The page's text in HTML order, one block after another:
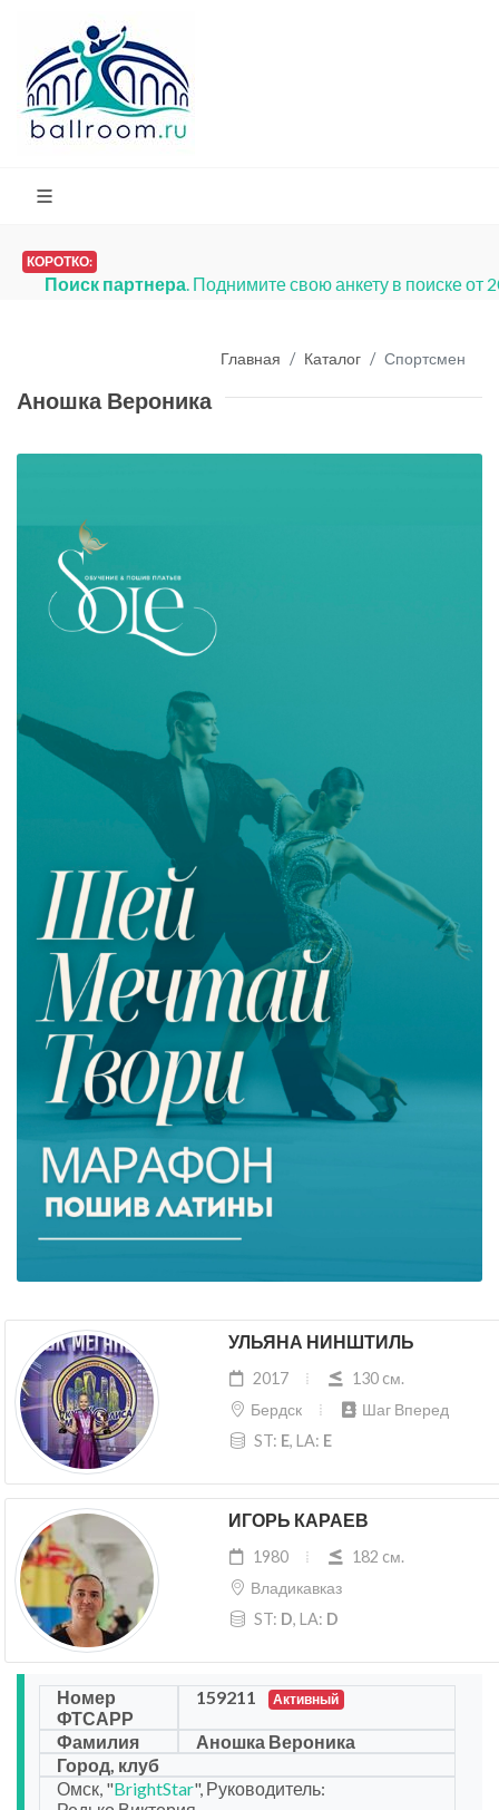
КОРОТКО:
Поиск партнера. Поднимите свою анкету в поиске от
Главная Каталог Спортсмен
Аношка Вероника
УЛЬЯНА НИНШТИЛЬ
2017
130 cм.
Бердск
Шаг Вперед
ST: E, LA: E
ИГОРЬ КАРАЕВ
1980
182 cм.
Владикавказ
ST: D, LA: D
Номер
ФТСАРР
159211 Активный
Фамилия
Аношка Вероника
Город, клуб
Омск, "BrightStar", Руководитель: